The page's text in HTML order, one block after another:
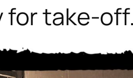
for take-